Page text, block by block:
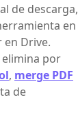
de descarga,
en
en Drive.
elimina por
, merge PDF
de